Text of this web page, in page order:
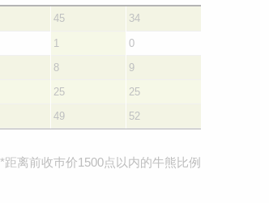
45
34
1
0
8
9
25
25
49 52
*距离前收巿价1500点以内的牛熊比例